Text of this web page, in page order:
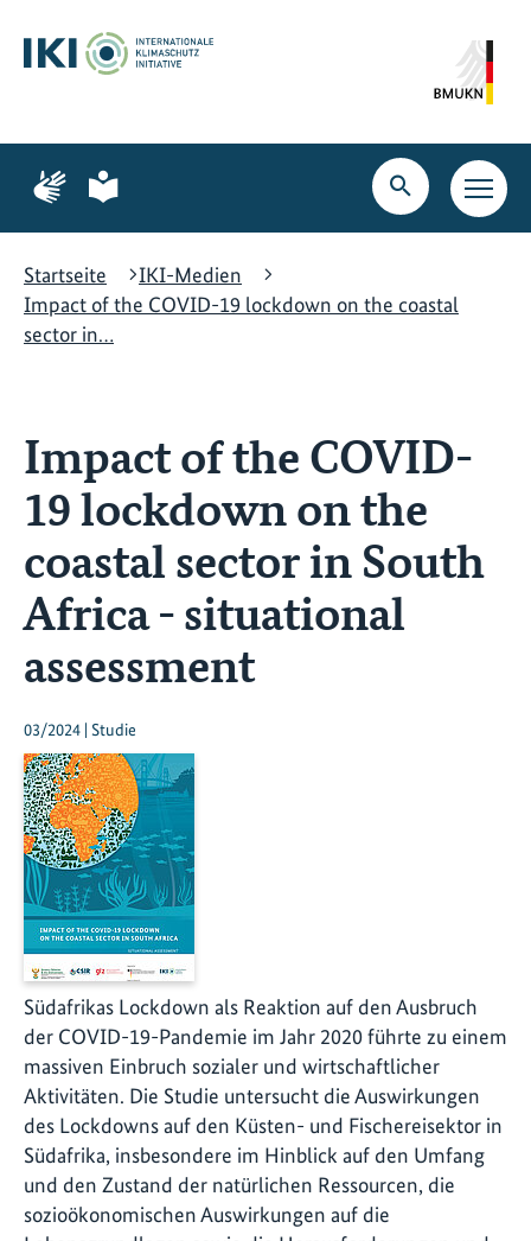
Hauptinhalt
springen
Suche
springen
Hauptnavigation
springen
Zur
Seite
Gebärdensprache
Zur
Seite
leichte
Suche
öffnen
Startseite
IKI-Medien
Impact of the COVID-19 lockdown on the coastal
sector in…
Impact of the COVID-
19 lockdown on the
coastal sector in South
Africa - situational
assessment
03/2024 | Studie
Südafrikas Lockdown als Reaktion auf den Ausbruch
der COVID-19-Pandemie im Jahr 2020 führte zu einem
massiven Einbruch sozialer und wirtschaftlicher
Aktivitäten. Die Studie untersucht die Auswirkungen
des Lockdowns auf den Küsten- und Fischereisektor in
Südafrika, insbesondere im Hinblick auf den Umfang
und den Zustand der natürlichen Ressourcen, die
sozioökonomischen Auswirkungen auf die